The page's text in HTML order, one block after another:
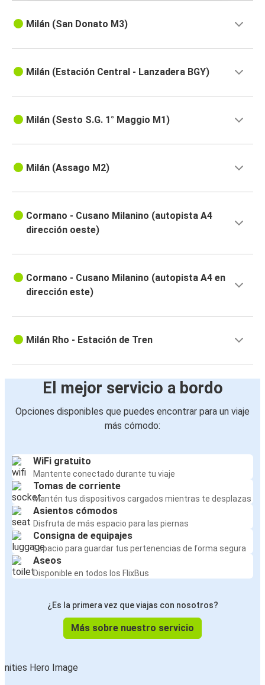
Milán (San Donato M3)
Milán (Estación Central - Lanzadera BGY)
Milán (Sesto S.G. 1° Maggio M1)
Milán (Assago M2)
Cormano - Cusano Milanino (autopista A4
dirección oeste)
Cormano - Cusano Milanino (autopista A4 en
dirección este)
Milán Rho - Estación de Tren
El mejor servicio a bordo
Opciones disponibles que puedes encontrar para un viaje
más cómodo:
WiFi gratuito
Mantente conectado durante tu viaje
Tomas de corriente
Mantén tus dispositivos cargados mientras te desplazas
Asientos cómodos
Disfruta de más espacio para las piernas
Consigna de equipajes
Espacio para guardar tus pertenencias de forma segura
Aseos
Disponible en todos los FlixBus
¿Es la primera vez que viajas con nosotros?
Más sobre nuestro servicio